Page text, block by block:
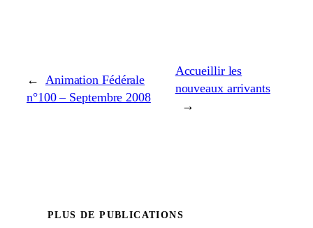
←
Animation Fédérale
n°100 – Septembre 2008
Accueillir les
nouveaux arrivants
→
PLUS DE PUBLICATIONS